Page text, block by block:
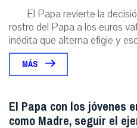
El Papa revierte la
rostro del Papa a los euros
inédita que alterna efigie y
MÁS
El Papa con los jóvenes
como Madre, seguir el